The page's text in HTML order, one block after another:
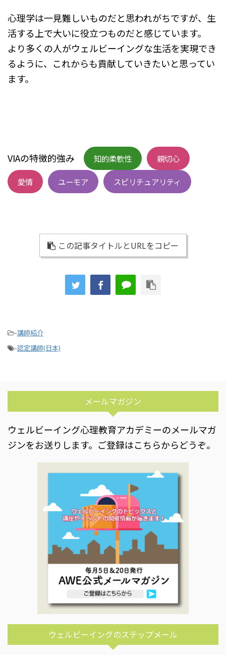
心理学は一見難しいものだと思われがちですが、生
活する上で大いに役立つものだと感じています。
より多くの人がウェルビーイングな生活を実現でき
るように、これからも貢献していきたいと思ってい
ます。
VIAの特徴的強み 知的柔軟性 親切心
愛情 ユーモア スピリチュアリティ
この記事タイトルとURLをコピー
-講師紹介
-認定講師(日本)
メールマガジン
ウェルビーイング心理教育アカデミーのメールマガ
ジンをお送りします。ご登録はこちらからどうぞ。
ウェルビーイングのステップメール